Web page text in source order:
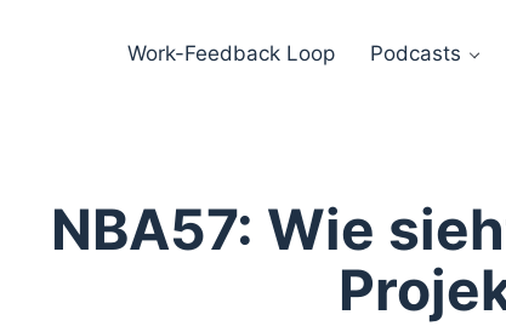
Work-Feedback Loop Podcasts
NBA57: Wie